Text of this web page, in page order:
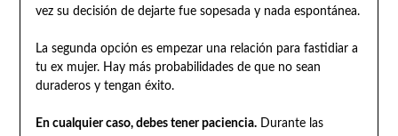
vez su decisión de dejarte fue sopesada y nada espontánea.
La segunda opción es empezar una relación para fastidiar a
tu ex mujer. Hay más probabilidades de que no sean
duraderos y tengan éxito.
En cualquier caso, debes tener paciencia.Durante las